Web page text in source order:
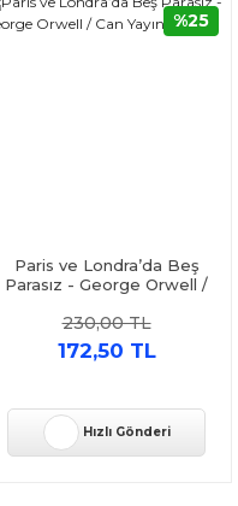
Paris ve Londra’da Beş
Parasız - George Orwell /
230,00 TL
172,50 TL
%25
Hızlı Gönderi